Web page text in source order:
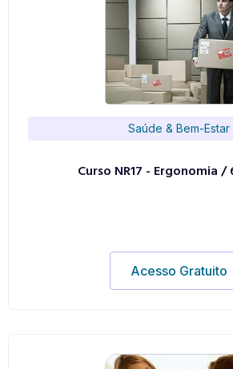
Saúde & Bem-Estar
Curso NR17 - Ergonomia /
Acesso Gratuito